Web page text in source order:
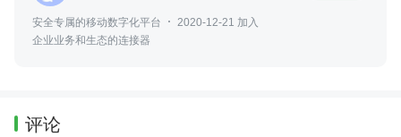
安全专属的移动数字化平台
2020-12-21 加入
企业业务和生态的连接器
评论